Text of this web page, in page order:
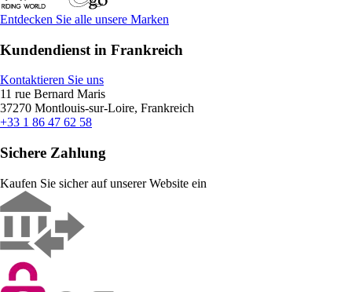
Entdecken Sie alle unsere Marken
Kundendienst in Frankreich
Kontaktieren Sie uns
11 rue Bernard Maris
37270 Montlouis-sur-Loire, Frankreich
+33 1 86 47 62 58
Sichere Zahlung
Kaufen Sie sicher auf unserer Website ein